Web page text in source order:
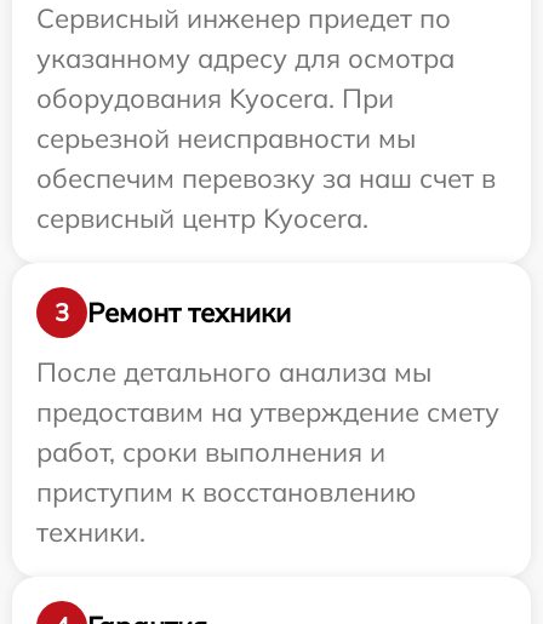
Сервисный инженер приедет по
указанному адресу для осмотра
оборудования Kyocera. При
серьезной неисправности мы
обеспечим перевозку за наш счет в
сервисный центр Kyocera.
3
Ремонт техники
После детального анализа мы
предоставим на утверждение смету
работ, сроки выполнения и
приступим к восстановлению
техники.